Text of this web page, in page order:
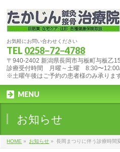
お気軽にお問い合わせください
TEL 0258−72−4788
〒940-2402 新潟県長岡市与板町与板乙
診療受付時間 月曜～土曜 8:30〜
※土曜午後はご予約の患者様のみ承ります
MENU
お知らせ
HOME » お知らせ » 長岡まつりに伴う診療時間